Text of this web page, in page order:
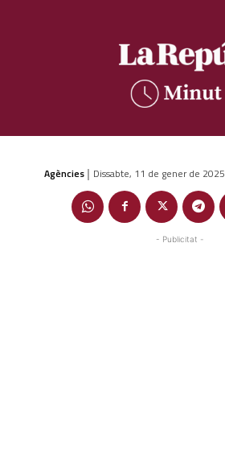
Agències | Dissabte, 11 de gener de 2025
- Publicitat -